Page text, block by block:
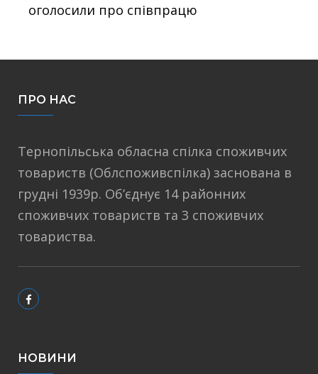
оголосили про співпрацю
ПРО НАС
Тернопільська обласна спілка споживчих
товариств (Облспоживспілка) заснована в
грудні 1939р. Об’єднує 14 районних
споживчих товариств та 3 споживчих
товариства.
НОВИНИ